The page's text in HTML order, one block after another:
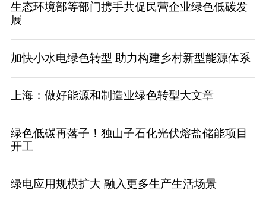
生态环境部等部门携手共促民营企业绿色低碳发
展
加快小水电绿色转型 助力构建乡村新型能源体系
上海：做好能源和制造业绿色转型大文章
绿色低碳再落子！独山子石化光伏熔盐储能项目
开工
绿电应用规模扩大 融入更多生产生活场景